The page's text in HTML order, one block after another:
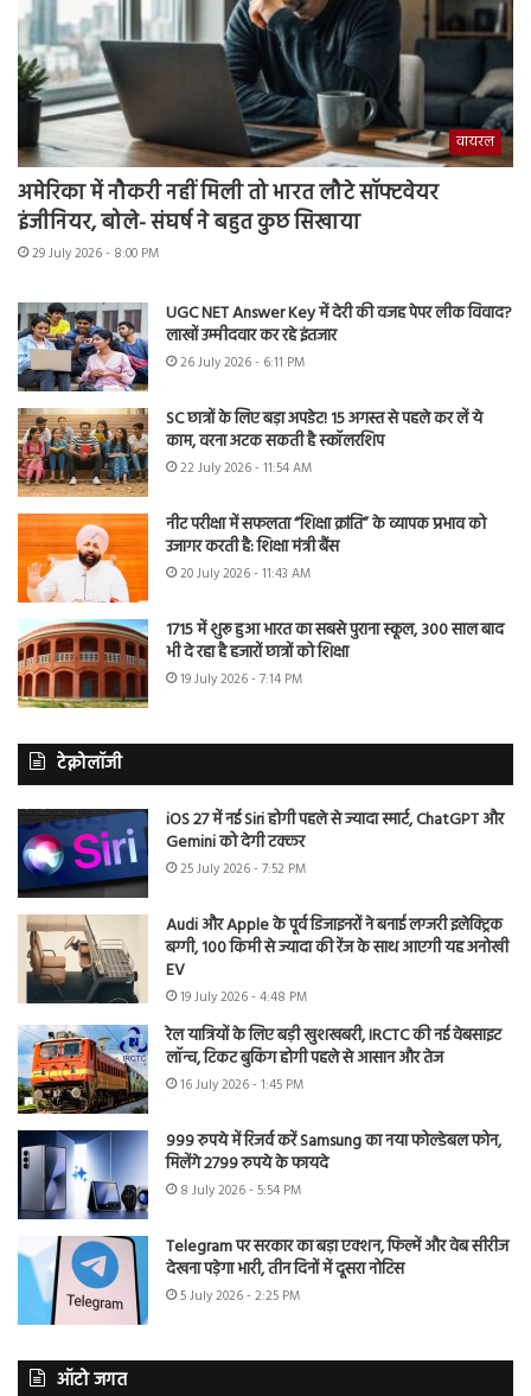
वायरल
अमेरिका में नौकरी नहीं मिली तो भारत लौटे सॉफ्टवेयर
इंजीनियर, बोले- संघर्ष ने बहुत कुछ सिखाया
29 July 2026 - 8:00 PM
UGC NET Answer Key में देरी की वजह पेपर लीक विवाद?
लाखों उम्मीदवार कर रहे इंतजार
26 July 2026 - 6:11 PM
SC छात्रों के लिए बड़ा अपडेट! 15 अगस्त से पहले कर लें ये
काम, वरना अटक सकती है स्कॉलरशिप
22 July 2026 - 11:54 AM
नीट परीक्षा में सफलता “शिक्षा क्रांति” के व्यापक प्रभाव को
उजागर करती है: शिक्षा मंत्री बैंस
20 July 2026 - 11:43 AM
1715 में शुरू हुआ भारत का सबसे पुराना स्कूल, 300 साल बाद
भी दे रहा है हजारों छात्रों को शिक्षा
19 July 2026 - 7:14 PM
टेक्नोलॉजी
iOS 27 में नई Siri होगी पहले से ज्यादा स्मार्ट, ChatGPT और
Gemini को देगी टक्कर
25 July 2026 - 7:52 PM
Audi और Apple के पूर्व डिजाइनरों ने बनाई लग्जरी इलेक्ट्रिक
बग्गी, 100 किमी से ज्यादा की रेंज के साथ आएगी यह अनोखी
EV
19 July 2026 - 4:48 PM
रेल यात्रियों के लिए बड़ी खुशखबरी, IRCTC की नई वेबसाइट
लॉन्च, टिकट बुकिंग होगी पहले से आसान और तेज
16 July 2026 - 1:45 PM
999 रुपये में रिजर्व करें Samsung का नया फोल्डेबल फोन,
मिलेंगे 2799 रुपये के फायदे
8 July 2026 - 5:54 PM
Telegram पर सरकार का बड़ा एक्शन, फिल्में और वेब सीरीज
देखना पड़ेगा भारी, तीन दिनों में दूसरा नोटिस
5 July 2026 - 2:25 PM
ऑटो जगत